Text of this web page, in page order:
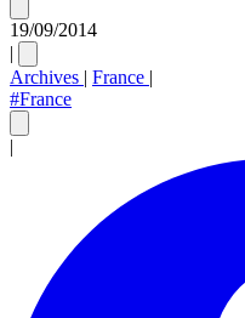
19/09/2014
|
Archives | France |
#France
|